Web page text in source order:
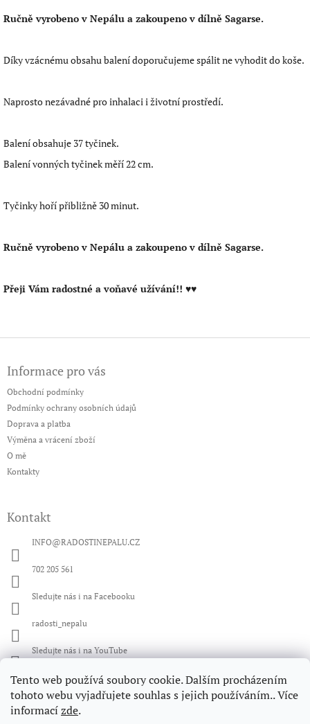
Tento web používá soubory cookie. Dalším procházením
tohoto webu vyjadřujete souhlas s jejich používáním.. Více
informacízde.
Ručně vyrobeno v Nepálu a zakoupeno v dílně Sagarse.
Díky vzácnému obsahu balení doporučujeme spálit ne vyhodit do koše.
Naprosto nezávadné pro inhalaci i životní prostředí.
Balení obsahuje 37 tyčinek.
Balení vonných tyčinek měří 22 cm.
Tyčinky hoří přibližně 30 minut.
Ručně vyrobeno v Nepálu a zakoupeno v dílně Sagarse.
Přeji Vám radostné a voňavé užívání!! ♥♥
Informace pro vás
Obchodní podmínky
Podmínky ochrany osobních údajů
Doprava a platba
Výměna a vrácení zboží
O mě
Kontakty
Kontakt
INFO@RADOSTINEPALU.CZ
702 205 561
Sledujte nás i na Facebooku
radosti_nepalu
Sledujte nás i na YouTube
Facebook